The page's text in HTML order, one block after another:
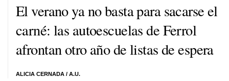
El verano ya no basta para sacarse el
carné: las autoescuelas de Ferrol
afrontan otro año de listas de espera
ALICIA CERNADA / A.U.